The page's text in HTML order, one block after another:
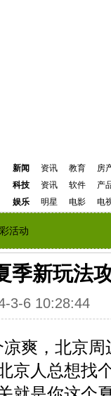
新闻 资讯 教育
房
科技
资讯 软件
产
娱乐
明星 电影 电
活动
季新玩法
3-6 10:28:44
爽，北京
京人总想找